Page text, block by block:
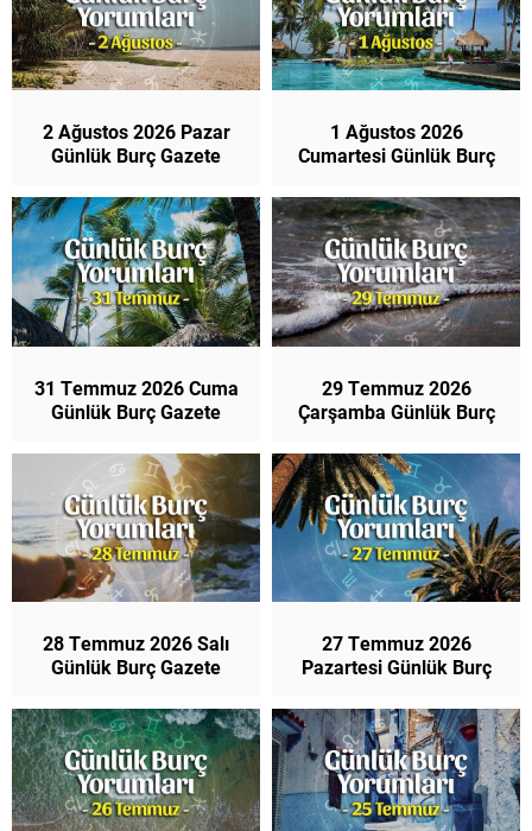
2 Ağustos 2026 Pazar
Günlük Burç Gazete
1 Ağustos 2026
Cumartesi Günlük Burç
31 Temmuz 2026 Cuma
Günlük Burç Gazete
29 Temmuz 2026
Çarşamba Günlük Burç
28 Temmuz 2026 Salı
Günlük Burç Gazete
27 Temmuz 2026
Pazartesi Günlük Burç